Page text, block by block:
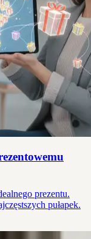
prezentu.
pułapek.